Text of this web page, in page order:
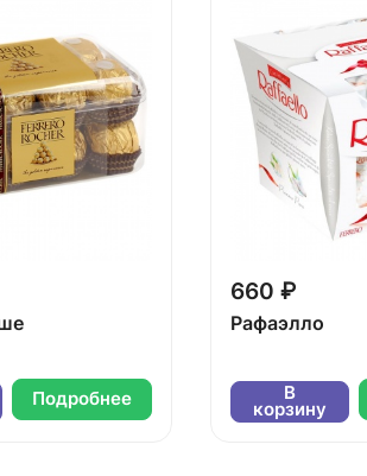
Подробнее
660 ₽
Рафаэлло
В
корзину